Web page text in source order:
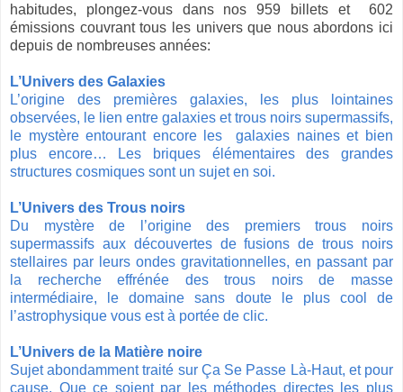
habitudes, plongez-vous dans nos 959 billets et 602
émissions couvrant tous les univers que nous abordons ici
depuis de nombreuses années:
L’Univers des Galaxies
L’origine des premières galaxies, les plus lointaines
observées, le lien entre galaxies et trous noirs supermassifs,
le mystère entourant encore les galaxies naines et bien
plus encore… Les briques élémentaires des grandes
structures cosmiques sont un sujet en soi.
L’Univers des Trous noirs
Du mystère de l’origine des premiers trous noirs
supermassifs aux découvertes de fusions de trous noirs
stellaires par leurs ondes gravitationnelles, en passant par
la recherche effrénée des trous noirs de masse
intermédiaire, le domaine sans doute le plus cool de
l’astrophysique vous est à portée de clic.
L’Univers de la Matière noire
Sujet abondamment traité sur Ça Se Passe Là-Haut, et pour
cause. Que ce soient par les méthodes directes les plus